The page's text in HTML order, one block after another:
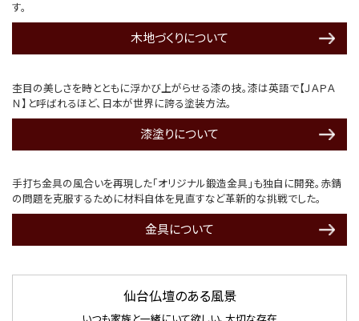
す。
木地づくりについて